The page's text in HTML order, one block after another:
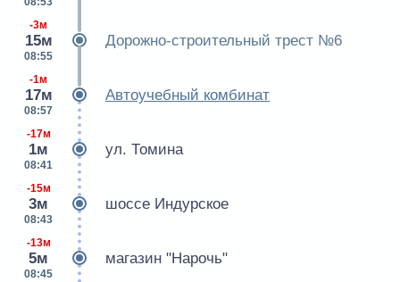
-3м
15м
08:55
Дорожно-строительный трест №6
-1м
17м
08:57
Автоучебный комбинат
-17м
1м
08:41
ул. Томина
-15м
3м
08:43
шоссе Индурское
-13м
5м
08:45
магазин "Нарочь"